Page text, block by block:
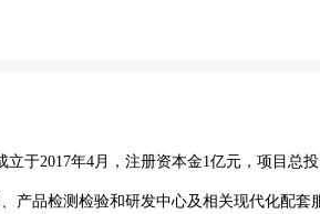
于2017年4月，注册资本金1亿元，项目总
产品检测检验和研发中心及相关现代化配套